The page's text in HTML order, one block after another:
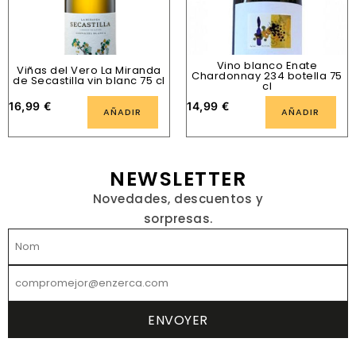
Viñas del Vero La Miranda
de Secastilla vin blanc 75 cl
16,99 € AÑADIR
Vino blanco Enate
Chardonnay 234 botella 75
cl
14,99 € AÑADIR
NEWSLETTER
Novedades, descuentos y
sorpresas.